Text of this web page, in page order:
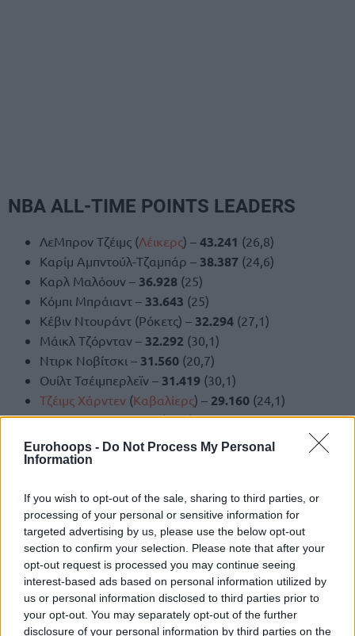
Eurohoops - Do Not Process My Personal
Information
If you wish to opt-out of the sale, sharing to third parties, or
processing of your personal or sensitive information for
targeted advertising by us, please use the below opt-out
section to confirm your selection. Please note that after your
opt-out request is processed you may continue seeing
interest-based ads based on personal information utilized by
us or personal information disclosed to third parties prior to
your opt-out. You may separately opt-out of the further
disclosure of your personal information by third parties on the
NBA ALL-TIME POINTS LEADERS
ΛεΜπρον Τζέιμς (Λέικερς) – 43.241 (26,8)
Καρίμ Αμπντούλ-Τζαμπάρ – 38.387 (24,6)
Καρλ Μαλόουν – 36.928 (25)
Κόμπι Μπράιαντ – 33.643 (25)
Κέβιν Ντουράντ (Ρόκετς) – 32.294 (27,1)
Μάικλ Τζόρνταν – 32.292 (30,1)
Ντιρκ Νοβίτσκι – 31.560 (20,7)
Ουίλτ Τσέιμπερλεϊν – 31.419 (30,1)
Τζέιμς Χάρντεν (Καβαλίερς) – 29.160 (24,1)
Σακίλ Ο’Νιλ –28.596(23,7)